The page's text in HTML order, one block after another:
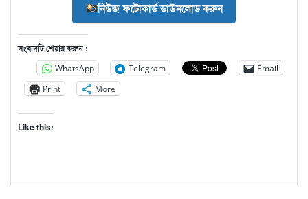
নিউজ ফটোকার্ড ডাউনলোড করুন
সংবাদটি শেয়ার করুন :
WhatsApp Telegram
Email
Print
More
Like this: